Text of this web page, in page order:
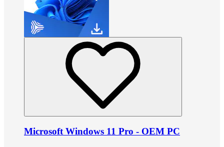
Microsoft Windows 11 Pro - OEM PC